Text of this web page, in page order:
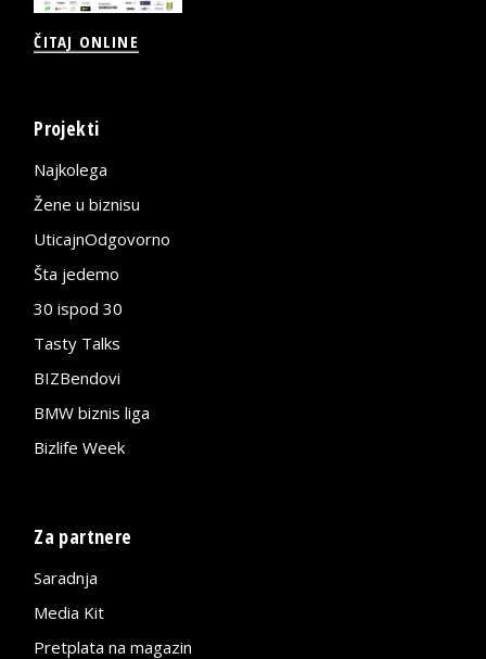
ČITAJ ONLINE
Projekti
Najkolega
Žene u biznisu
UticajnOdgovorno
Šta jedemo
30 ispod 30
Tasty Talks
BIZBendovi
BMW biznis liga
Bizlife Week
Za partnere
Saradnja
Media Kit
Pretplata na magazin